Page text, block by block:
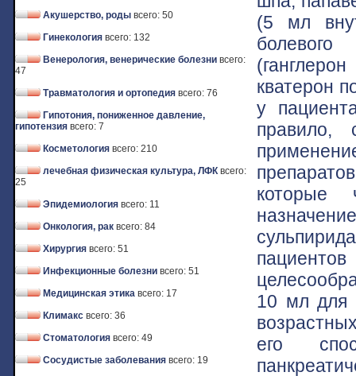
Акушерство, роды всего: 50
Гинекология всего: 132
Венерология, венерические болезни всего:
47
Травматология и ортопедия всего: 76
Гипотония, пониженное давление,
гипотензия всего: 7
Косметология всего: 210
лечебная физическая культура, ЛФК всего:
25
Эпидемиология всего: 11
Онкология, рак всего: 84
Хирургия всего: 51
Инфекционные болезни всего: 51
Медицинская этика всего: 17
Климакс всего: 36
Стоматология всего: 49
Сосудистые заболевания всего: 19
(5 мл
кватерон
у
правило,
которые
10 мл для
его